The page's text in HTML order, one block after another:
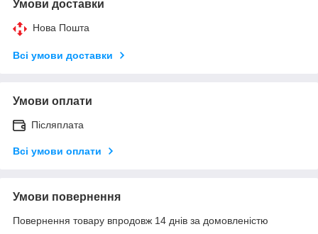
Умови доставки
Нова Пошта
Всі умови доставки
Умови оплати
Післяплата
Всі умови оплати
Умови повернення
Повернення товару впродовж 14 днів за домовленістю